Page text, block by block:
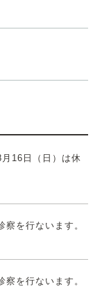
16日（日）は休
を行ないます。
を行ないます。